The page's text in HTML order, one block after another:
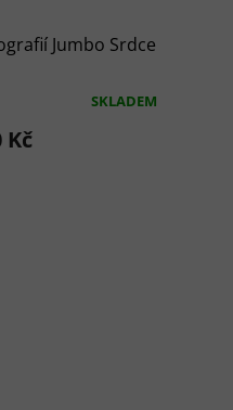
Jumbo Srdce
SKLADEM
Kč